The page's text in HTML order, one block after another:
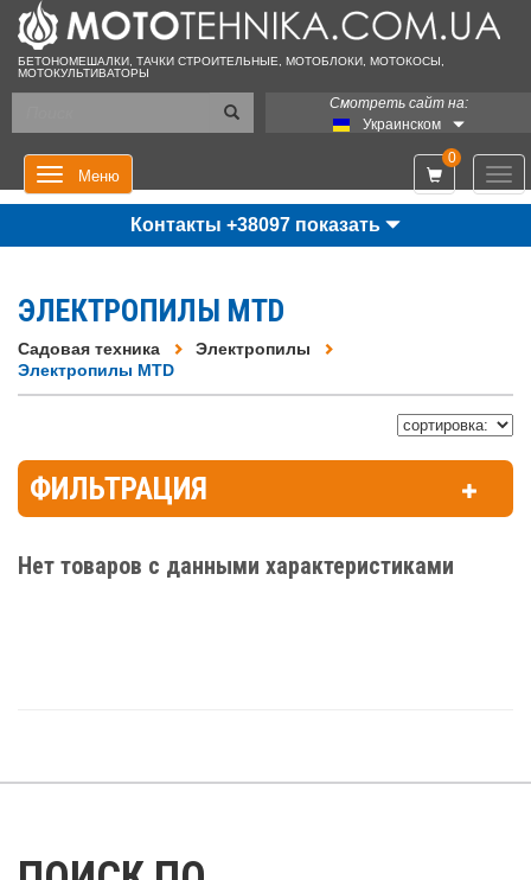
БЕТОНОМЕШАЛКИ, ТАЧКИ СТРОИТЕЛЬНЫЕ, МОТОБЛОКИ, МОТОКОСЫ,
МОТОКУЛЬТИВАТОРЫ
Смотреть сайт на:
Украинском
Меню
0
Контакты +38097 показать
ЭЛЕКТРОПИЛЫ MTD
Садовая техника
Электропилы
Электропилы MTD
ФИЛЬТРАЦИЯ
Нет товаров с данными характеристиками